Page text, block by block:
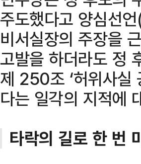
주도했다고 양심선
비서실장의 주장을
고발을 하더라도 정
제 250조 ‘허위사실
다는 일각의 지적에
타락의 길로 한 번